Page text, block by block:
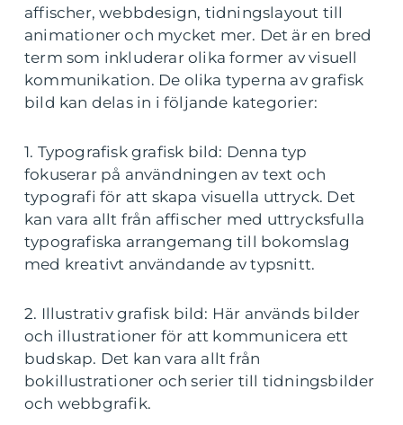
affischer, webbdesign, tidningslayout till
animationer och mycket mer. Det är en bred
term som inkluderar olika former av visuell
kommunikation. De olika typerna av grafisk
bild kan delas in i följande kategorier:
1. Typografisk grafisk bild: Denna typ
fokuserar på användningen av text och
typografi för att skapa visuella uttryck. Det
kan vara allt från affischer med uttrycksfulla
typografiska arrangemang till bokomslag
med kreativt användande av typsnitt.
2. Illustrativ grafisk bild: Här används bilder
och illustrationer för att kommunicera ett
budskap. Det kan vara allt från
bokillustrationer och serier till tidningsbilder
och webbgrafik.